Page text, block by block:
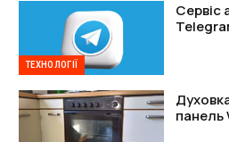
ТЕХНОЛОГІЇ
Сервіс
панель